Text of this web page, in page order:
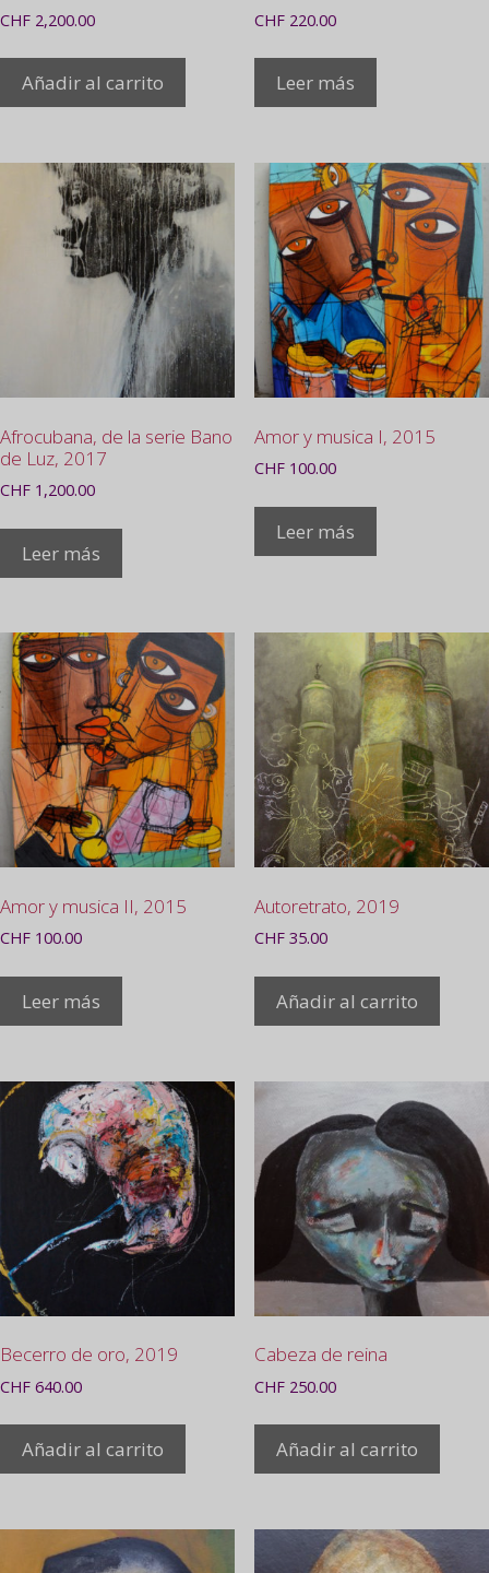
CHF 2,200.00
Añadir al carrito
CHF220.00
Leer más
Afrocubana, de la serie Bano
de Luz, 2017
CHF 1,200.00
Leer más
Amor y musica I, 2015
CHF100.00
Leer más
Amor y musica II, 2015
CHF 100.00
Leer más
Autoretrato, 2019
CHF35.00
Añadir al carrito
Becerro de oro, 2019
CHF 640.00
Añadir al carrito
Cabeza de reina
CHF250.00
Añadir al carrito